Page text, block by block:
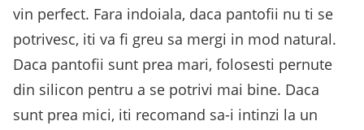
vin perfect. Fara indoiala, daca pantofii nu ti se
potrivesc, iti va fi greu sa mergi in mod natural.
Daca pantofii sunt prea mari, folosesti pernute
din silicon pentru a se potrivi mai bine. Daca
sunt prea mici, iti recomand sa-i intinzi la un